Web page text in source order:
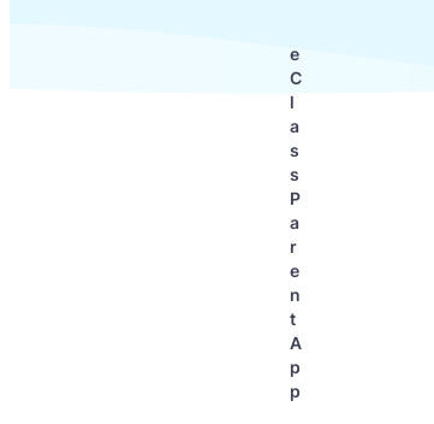
e
C
l
a
s
s
P
a
r
e
n
t
A
p
p